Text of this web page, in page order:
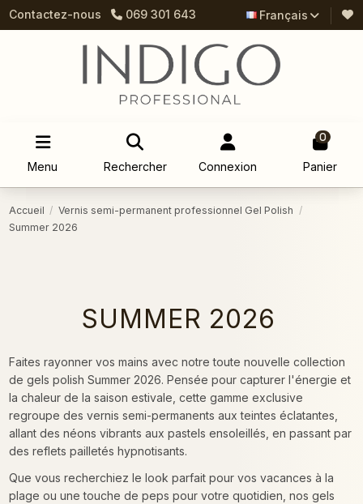
Contactez-nous 069 301 643 Français
Menu Rechercher Connexion
0
Panier
Accueil
Vernis semi-permanent professionnel Gel Polish
Summer 2026
SUMMER 2026
Faites rayonner vos mains avec notre toute nouvelle collection
de gels polish Summer 2026. Pensée pour capturer l'énergie et
la chaleur de la saison estivale, cette gamme exclusive
regroupe des vernis semi-permanents aux teintes éclatantes,
allant des néons vibrants aux pastels ensoleillés, en passant par
des reflets pailletés hypnotisants.
Que vous recherchiez le look parfait pour vos vacances à la
plage ou une touche de peps pour votre quotidien, nos gels